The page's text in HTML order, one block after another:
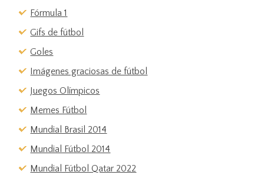
Fórmula 1
Gifs de fútbol
Goles
Imágenes graciosas de fútbol
Juegos Olímpicos
Memes Fútbol
Mundial Brasil 2014
Mundial Fútbol 2014
Mundial Fútbol Qatar 2022